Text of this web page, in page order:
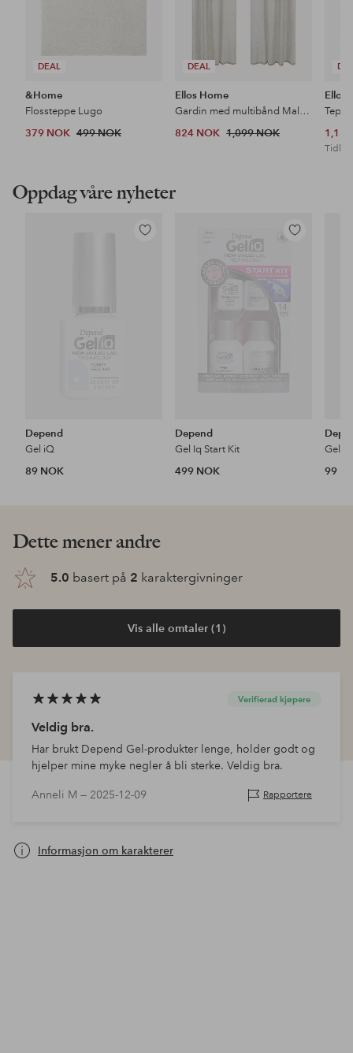
DEAL
&Home
Flossteppe Lugo
379 NOK 499 NOK
DEAL
Ellos Home
Gardin med multibånd Malva 2-pk i 100% lin
824 NOK 1,099 NOK
Ellos
Tidl.
Oppdag våre nyheter
Legg
Depend
Gel iQ
89 NOK
Legg
favoritter
Depend
Gel Iq Start Kit
499 NOK
Gel
99
Dette mener andre
5.0 basert på 2 karaktergivninger
Vis alle omtaler (1)
Verifierad kjøpere
Veldig bra.
Har brukt Depend Gel-produkter lenge, holder godt og
hjelper mine myke negler å bli sterke. Veldig bra.
Anneli M — 2025-12-09 Rapportere
Informasjon om karakterer